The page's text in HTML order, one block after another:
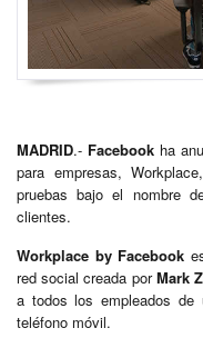
MADRID.- Facebookha
para empresas,
pruebas bajo el nombre
clientes.
Workplace by Facebook
red social creada porMark
a todos los empleados de
teléfono móvil.